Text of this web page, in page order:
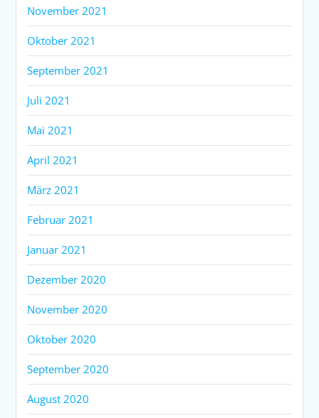
November 2021
Oktober 2021
September 2021
Juli 2021
Mai 2021
April 2021
März 2021
Februar 2021
Januar 2021
Dezember 2020
November 2020
Oktober 2020
September 2020
August 2020